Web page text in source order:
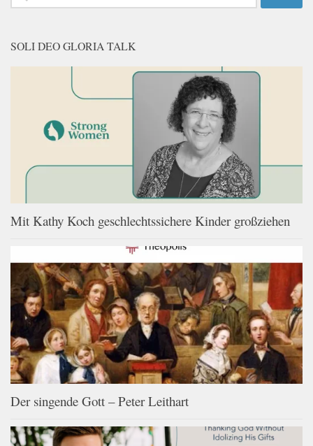
nach:
SOLI DEO GLORIA TALK
Mit Kathy Koch geschlechtssichere Kinder großziehen
Der singende Gott – Peter Leithart